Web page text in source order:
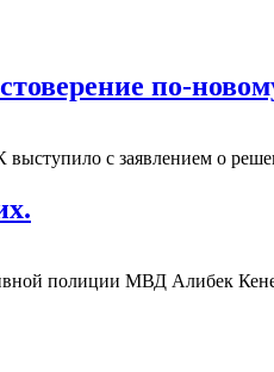
по-
с заявлением о
полиции МВД Алибек